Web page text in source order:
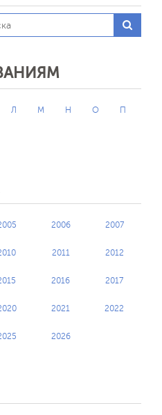
Л М Н О П
2006 2007
2011 2012
2016 2017
2021 2022
2026
Обратная